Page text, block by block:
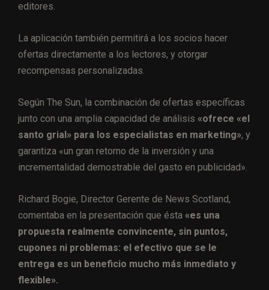
editores.
La aplicación también permitirá a los socios hacer
ofertas directamente a los lectores, y otorgar
recompensas personalizadas.
Según The Sun, la combinación de ofertas específicas
junto con una amplia capacidad de análisis «ofrece «el
santo grial» para los especialistas en marketing», y
garantiza «un gran retorno de la inversión y una
incrementalidad demostrable del gasto en publicidad».
Richard Bogie, Director Gerente de News Scotland,
comentaba en la presentación que ésta «es una
propuesta realmente convincente, sin puntos,
cupones ni problemas: el efectivo que se le
entrega es un beneficio mucho más inmediato y
flexible».